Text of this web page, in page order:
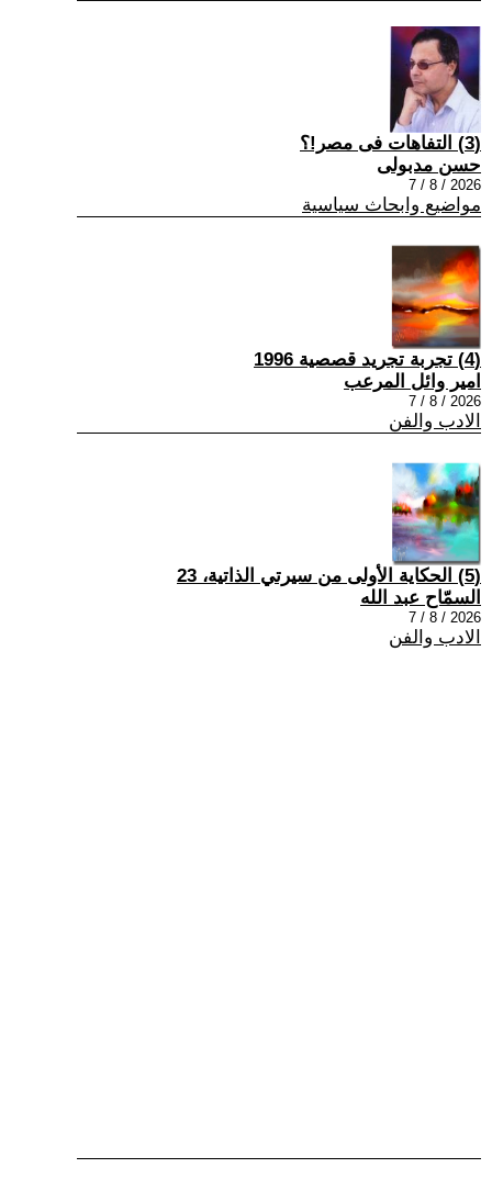
(3) التفاهات فى مصر!؟
حسن مدبولى
2026 / 8 / 7
مواضيع وابحاث سياسية
(4) تجربة تجريد قصصية 1996
امير وائل المرعب
2026 / 8 / 7
الادب والفن
(5) الحكاية الأولى من سيرتي الذاتية، 23
السمّاح عبد الله
2026 / 8 / 7
الادب والفن